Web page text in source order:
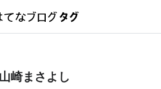
山崎まさよし